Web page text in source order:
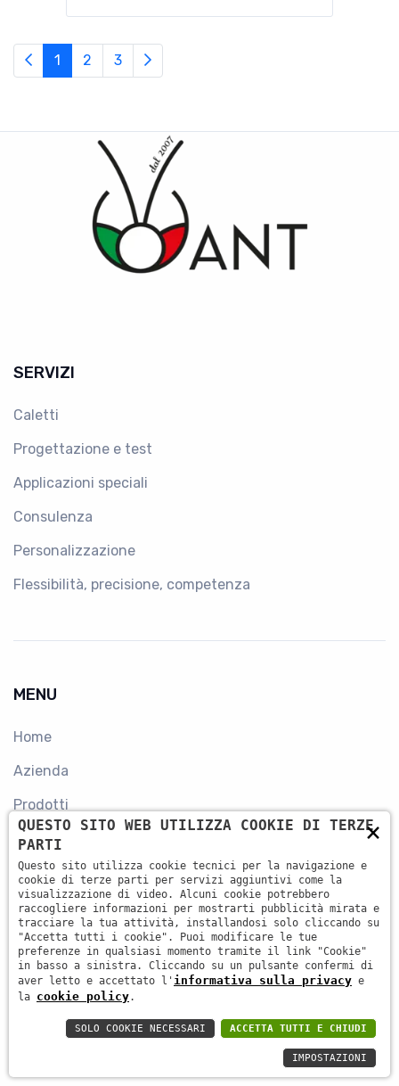
1 2 3
SERVIZI
Caletti
Progettazione e test
Applicazioni speciali
Consulenza
Personalizzazione
Flessibilità, precisione, competenza
MENU
Home
Azienda
Prodotti
Mercati
Novità
Contatti
CONTATTI
×
QUESTO SITO WEB UTILIZZA COOKIE DI TERZE
PARTI
Questo sito utilizza cookie tecnici per la navigazione e
cookie di terze parti per servizi aggiuntivi come la
visualizzazione di video. Alcuni cookie potrebbero
raccogliere informazioni per mostrarti pubblicità mirata e
tracciare la tua attività, installandosi solo cliccando su
"Accetta tutti i cookie". Puoi modificare le tue
preferenze in qualsiasi momento tramite il link "Cookie"
in basso a sinistra. Cliccando su un pulsante confermi di
aver letto e accettato l' informativa sulla privacy e
la cookie policy.
ACCETTA TUTTI E CHIUDI
SOLO COOKIE NECESSARI
IMPOSTAZIONI